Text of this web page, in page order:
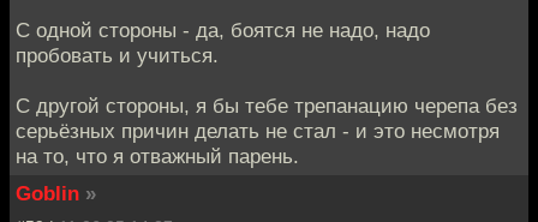
С одной стороны - да, боятся не надо, надо
пробовать и учиться.
С другой стороны, я бы тебе трепанацию черепа без
серьёзных причин делать не стал - и это несмотря
на то, что я отважный парень.
Goblin »